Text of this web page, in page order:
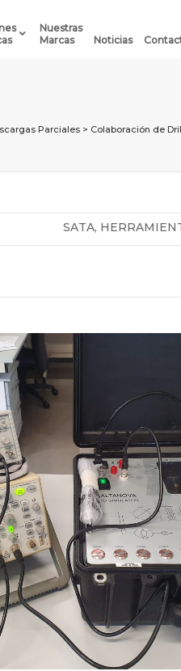
Nuestras
Marcas
Noticias
Parciales > Colaboración de
SATA,